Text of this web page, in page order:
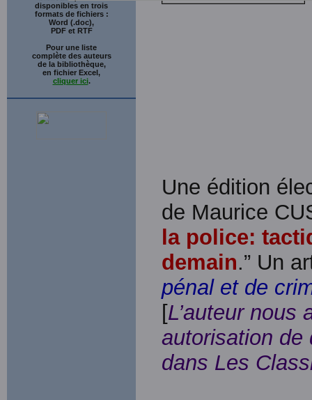
disponibles en trois
formats de fichiers :
Word (.doc),
PDF et RTF
Pour une liste
complète des auteurs
de la bibliothèque,
en fichier Excel,
cliquer ici.
Une édition
de Maurice
la police:
demain.” Un
pénal et de
[L’auteur nous
autorisation de
dans Les